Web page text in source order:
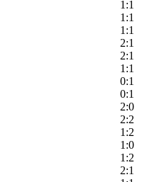
1:1
1:1
1:1
2:1
2:1
1:1
0:1
0:1
2:0
2:2
1:2
1:0
1:2
2:1